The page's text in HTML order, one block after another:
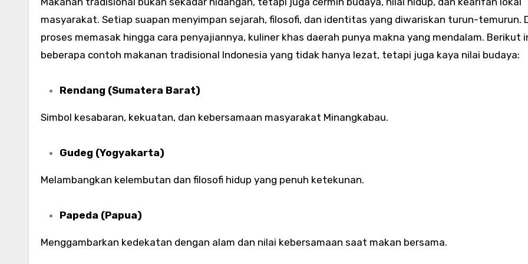
masyarakat. Setiap suapan menyimpan sejarah, filosofi, dan identitas yang diwariskan turun-temurun.
proses memasak hingga cara penyajiannya, kuliner khas daerah punya makna yang mendalam. Berikut
beberapa contoh makanan tradisional Indonesia yang tidak hanya lezat, tetapi juga kaya nilai budaya:
Rendang (Sumatera Barat)
Simbol kesabaran, kekuatan, dan kebersamaan masyarakat Minangkabau.
Gudeg (Yogyakarta)
Melambangkan kelembutan dan filosofi hidup yang penuh ketekunan.
Papeda (Papua)
Menggambarkan kedekatan dengan alam dan nilai kebersamaan saat makan bersama.